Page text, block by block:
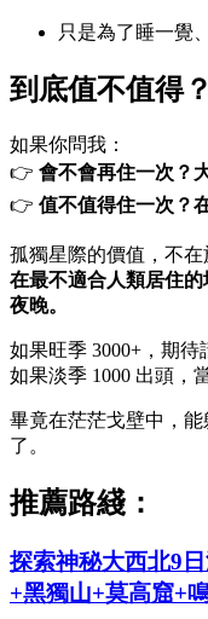
只是為了睡一覺
到底值不值得？
如果你問我：
👉 會不會再住一次？
👉 值不值得住一次？
孤獨星際的價值，不
在最不適合人類居住
夜晚。
如果旺季 3000+，期待
如果淡季 1000 出頭，
畢竟在茫茫戈壁中，
了。
推薦路綫：
探索神秘大西北9
+黑獨山+莫高窟+